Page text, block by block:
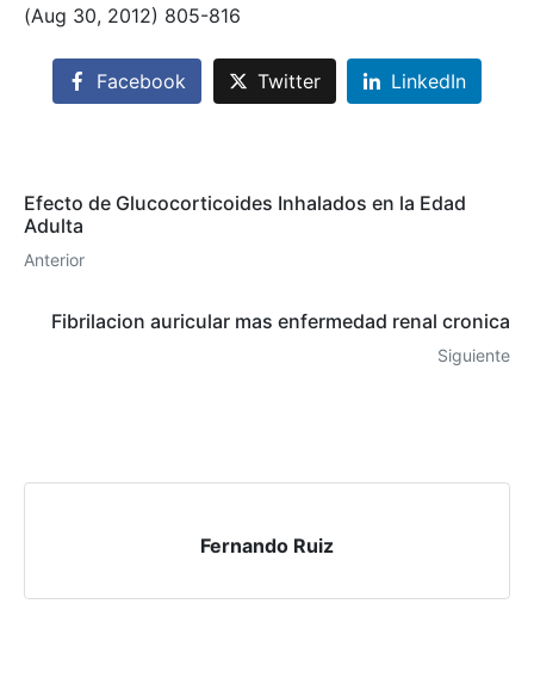
(Aug 30, 2012) 805-816
Facebook Twitter LinkedIn
Efecto de Glucocorticoides Inhalados en la Edad
Adulta
Anterior
Fibrilacion auricular mas enfermedad renal cronica
Siguiente
Fernando Ruiz